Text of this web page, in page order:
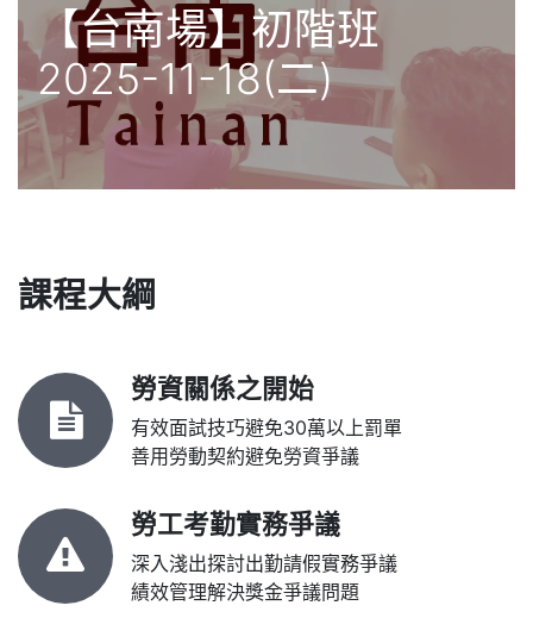
【台南場】初階班
2025-11-18(二)
課程大綱
勞資關係之開始
有效面試技巧避免30萬以上罰單
善用勞動契約避免勞資爭議
勞工考勤實務爭議
深入淺出探討出勤請假實務爭議
績效管理解決獎金爭議問題